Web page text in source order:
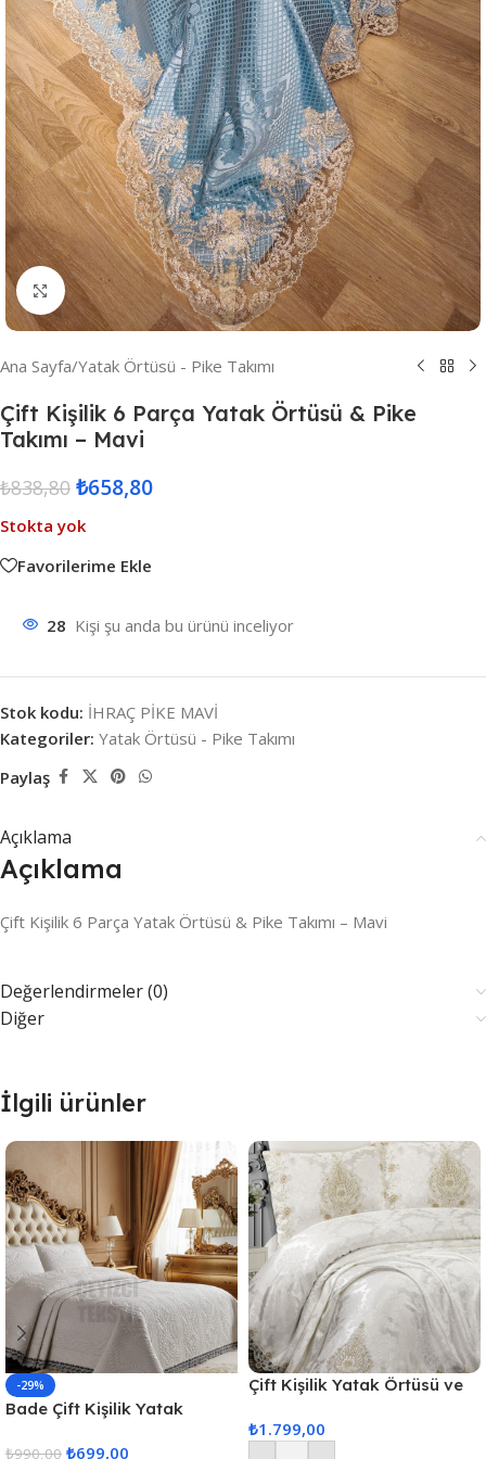
Resmi Büyüt
Ana Sayfa/Yatak Örtüsü - Pike Takımı
Çift Kişilik 6 Parça Yatak Örtüsü & Pike
Takımı – Mavi
₺838,80 ₺658,80
Stokta yok
Favorilerime Ekle
28 Kişi şu anda bu ürünü inceliyor
Stok kodu: İHRAÇ PİKE MAVİ
Kategoriler: Yatak Örtüsü - Pike Takımı
Paylaş
Açıklama
Açıklama
Çift Kişilik 6 Parça Yatak Örtüsü & Pike Takımı – Mavi
Değerlendirmeler (0)
Diğer
İlgili ürünler
-29%
Bade Çift Kişilik Yatak
₺990,00 ₺699,00
Çift Kişilik Yatak Örtüsü ve
₺1.799,00